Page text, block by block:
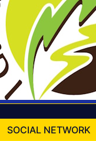
SOCIAL NETWORK